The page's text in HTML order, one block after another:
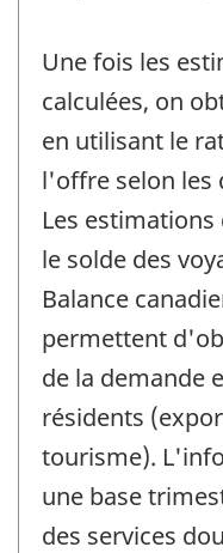
Une fois les
calculées, on
en utilisant le
l'offre selon les
Les
le solde des
Balance
permettent
de la demande
résidents
tourisme).
une base
des services